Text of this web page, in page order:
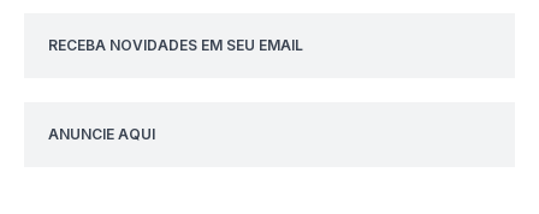
RECEBA NOVIDADES EM SEU EMAIL
ANUNCIE AQUI